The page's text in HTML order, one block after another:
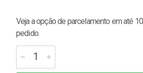
Veja a opção de parcelamento em até
pedido.